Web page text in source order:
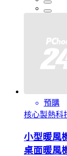
預購
核心製熱科
小型暖風
桌面暖風